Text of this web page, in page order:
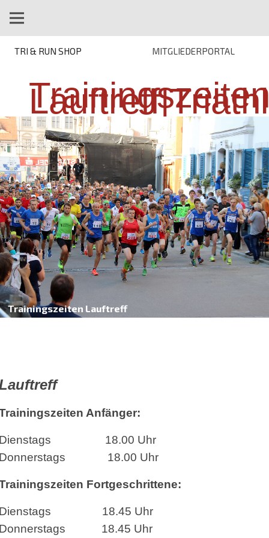
TRI & RUN SHOP MITGLIEDERPORTAL
Trainingszeiten Lauftreff
Anfänger:
18.00 Uhr
18.00 Uhr
Fortgeschrittene:
18.45 Uhr
18.45 Uhr